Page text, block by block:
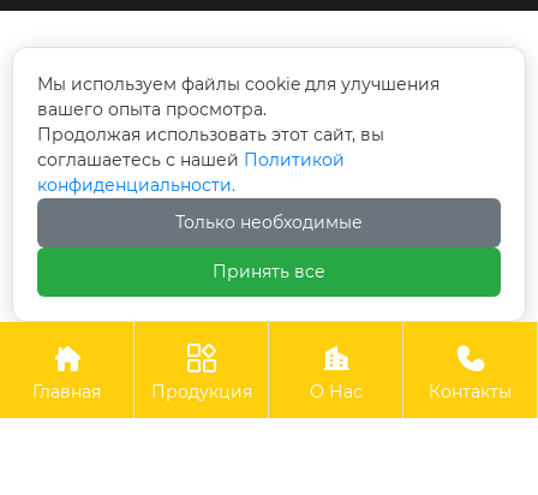

район Тяньхэ, Гуанчжоу, Китай
info@cswmachinery.com
+86-20 3771 3310
+86-180 223 67267
Авторское право©OOO Гуанчжоу CSW Machinery Co.,
Limited

Главная

Продукция

О Нас

Контакты
Мы используем файлы cookie для улучшения
вашего опыта просмотра.
Продолжая использовать этот сайт, вы
соглашаетесь с нашей Политикой
конфиденциальности.
Только необходимые
Принять все